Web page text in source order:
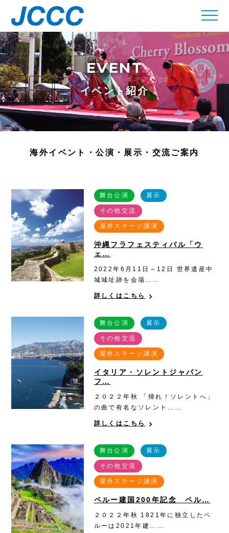
EVENT
イベント紹介
海外イベント・公演・展示・交流ご案内
舞台公演 展示
その他交流
屋外ステージ講演
沖縄フラフェスティバル「ウ
ェ…
2022年6月11日～12日 世界遺産中
城城址跡を会場……
詳しくはこちら
舞台公演 展示
その他交流
屋外ステージ講演
イタリア・ソレントジャパン
フ…
２０２２年秋 「帰れ！ソレントへ」
の曲で有名なソレント……
詳しくはこちら
舞台公演 展示
その他交流
屋外ステージ講演
ペルー建国200年記念 ペル…
２０２２年秋 1821年に独立したペ
ルーは2021年建……